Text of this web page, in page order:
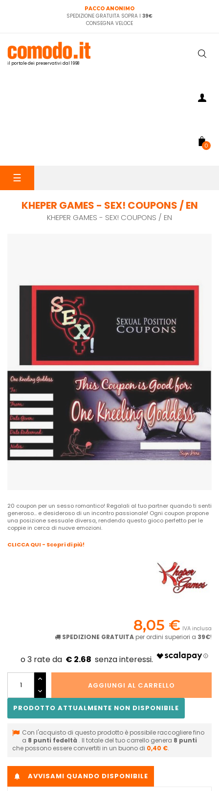
PACCO ANONIMO
SPEDIZIONE GRATUITA SOPRA I 39€
CONSEGNA VELOCE
il portale dei preservativi dal 1998
0
navigazione
☰
KHEPER GAMES - SEX! COUPONS / EN
KHEPER GAMES - SEX! COUPONS / EN
20 coupon per un sesso romantico! Regalali al tuo partner quando ti senti
generoso... e desideroso di un incontro passionale! Ogni coupon propone
una posizione sessuale diversa, rendendo questo gioco perfetto per le
coppie in cerca di nuove emozioni.
CLICCA QUI - Scopri di più!
8,05 € IVA inclusa
SPEDIZIONE GRATUITA per ordini superiori a 39€!
€ 2.68
AGGIUNGI AL CARRELLO
PRODOTTO ATTUALMENTE NON DISPONIBILE
Con l'acquisto di questo prodotto è possibile raccogliere fino
a 8 punti fedeltà . Il totale del tuo carrello genera 8 punti
che possono essere convertiti in un buono di 0,40 €.
 AVVISAMI QUANDO DISPONIBILE